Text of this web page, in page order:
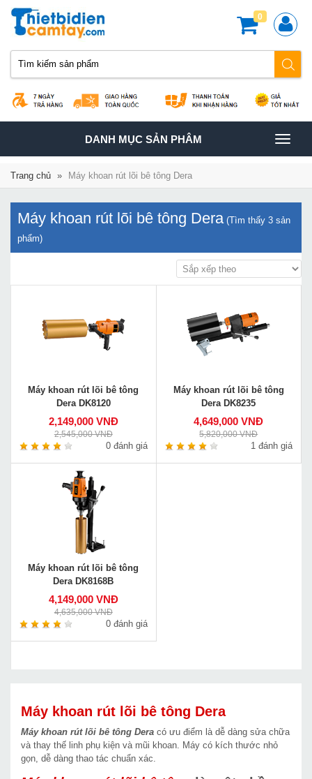
0
TOGGLE
NAVIGATION
DANH MỤC SẢN PHÂM
Trang chủ » Máy khoan rút lõi bê tông Dera
Máy khoan rút lõi bê tông Dera(Tìm thấy 3 sản
phẩm)
Máy khoan rút lõi bê tông
Dera DK8120
2,149,000 VNĐ
2,545,000 VNĐ
0 đánh giá
Máy khoan rút lõi bê tông
Dera DK8235
4,649,000 VNĐ
5,820,000 VNĐ
1 đánh giá
Máy khoan rút lõi bê tông
Dera DK8168B
4,149,000 VNĐ
4,635,000 VNĐ
0 đánh giá
Máy khoan rút lõi bê tông Dera
Máy khoan rút lõi bê tông Dera có ưu điểm là dễ dàng sửa chữa
và thay thế linh phụ kiện và mũi khoan. Máy có kích thước nhỏ
gọn, dễ dàng thao tác chuẩn xác.